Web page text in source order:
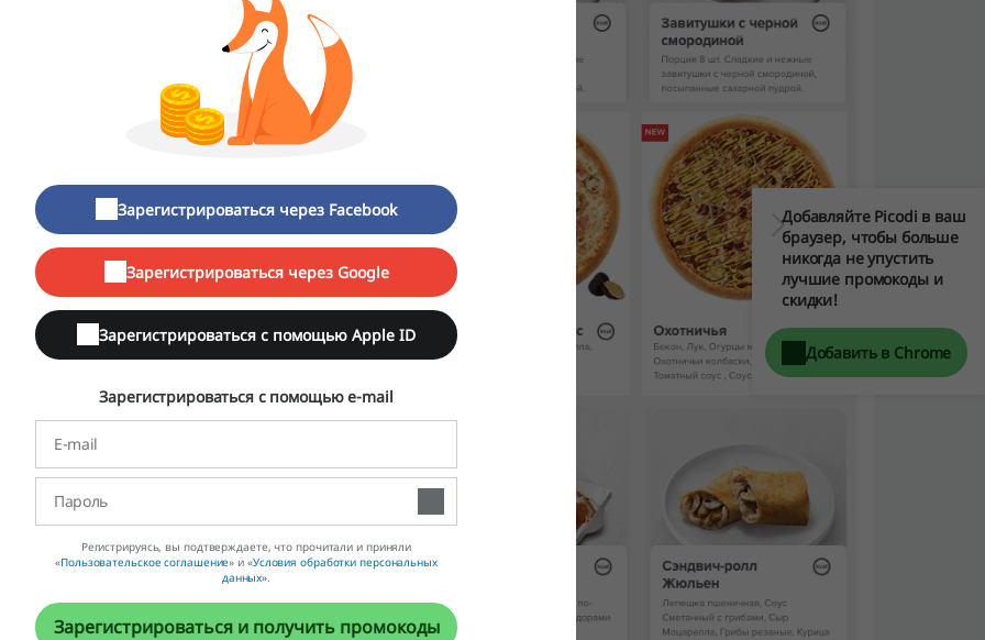
Добавляйте Picodi в ваш
браузер, чтобы больше
никогда не упустить
лучшие промокоды и
скидки!
Добавить в Chrome
Зарегистрироваться через Facebook
Зарегистрироваться через Google
Зарегистрироваться с помощью Apple ID
Зарегистрироваться с помощью e-mail
Регистрируясь, вы подтверждаете, что прочитали и приняли
«Пользовательское соглашение» и «Условия обработки персональных
данных».
Зарегистрироваться и получить промокоды